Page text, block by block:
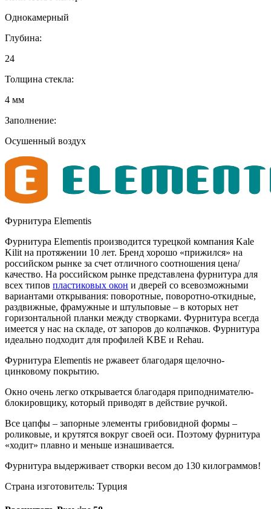
Однокамерный
Глубина:
24
Толщина стекла:
4 мм
Заполнение:
Осушенный воздух
Фурнитура Elementis
Фурнитура Elementis производится турецкой компания Kale
Kilit на протяжении 10 лет. Бренд хорошо «прижился» на
российском рынке за счет отличного соотношения цена/
качество. На российском рынке представлена фурнитура для
всех типов пластиковых окон и дверей со всевозможными
вариантами открывания: поворотные, поворотно-откидные,
раздвижные, фрамужные и штульповые – в которых нет
горизонтальной планки между створками. Фурнитура всегда
имеется у нас на складе, от запоров до колпачков. Фурнитура
идеально подходит для профилей KBE и Rehau.
Фурнитура Elementis не ржавеет благодаря щелочно-
цинковому покрытию.
Окно очень легко открывается благодаря приподнимателю-
блокировщику, который приводят в действие ручкой.
Все цапфы – запорные элементы грибовидной формы –
роликовые, и крутятся вокруг своей оси. Поэтому фурнитура
«ходит» плавно и меньше изнашивается.
Фурнитура выдерживает створки весом до 130 килограммов!
Страна изготовитель: Турция